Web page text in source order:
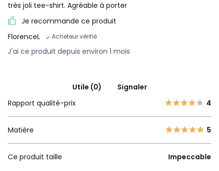
très joli tee-shirt. Agréable à porter
Je recommande ce produit
FlorenceL
Acheteur vérifié
J'ai ce produit depuis environ 1 mois
Utile (0)
Signaler
Rapport qualité-prix
4
Matière 5
Ce produit taille Impeccable